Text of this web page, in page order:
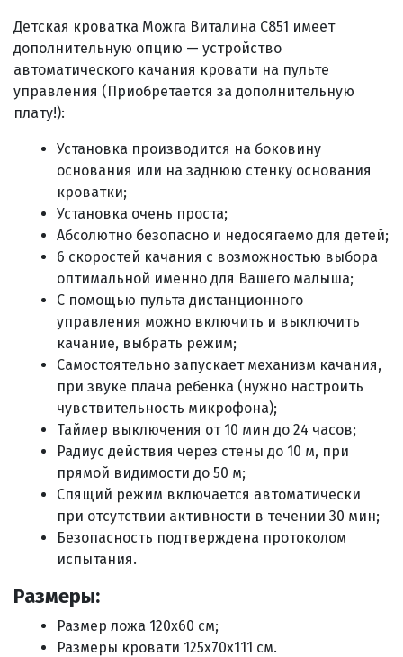
Детская кроватка Можга Виталина С851 имеет
дополнительную опцию — устройство
автоматического качания кровати на пульте
управления (Приобретается за дополнительную
плату!):
Установка производится на боковину
основания или на заднюю стенку основания
кроватки;
Установка очень проста;
Абсолютно безопасно и недосягаемо для детей;
6 скоростей качания с возможностью выбора
оптимальной именно для Вашего малыша;
С помощью пульта дистанционного
управления можно включить и выключить
качание, выбрать режим;
Самостоятельно запускает механизм качания,
при звуке плача ребенка (нужно настроить
чувствительность микрофона);
Таймер выключения от 10 мин до 24 часов;
Радиус действия через стены до 10 м, при
прямой видимости до 50 м;
Спящий режим включается автоматически
при отсутствии активности в течении 30 мин;
Безопасность подтверждена протоколом
испытания.
Размеры:
Размер ложа 120х60 см;
Размеры кровати 125x70x111 см.